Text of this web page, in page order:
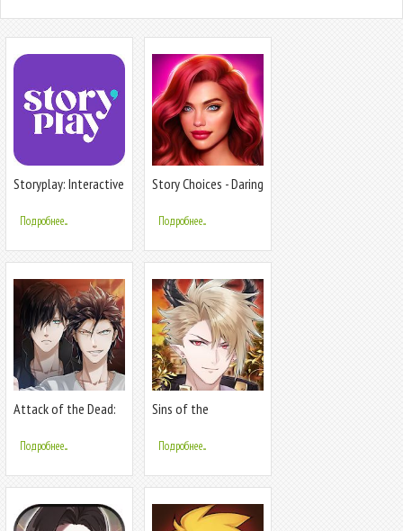
Storyplay: Interactive
Подробнее...
Story Choices - Daring
Подробнее...
Attack of the Dead:
Подробнее...
Sins of the
Otome Romance
Подробнее...